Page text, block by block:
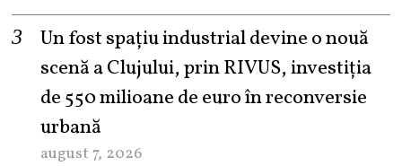
Un fost spațiu industrial devine o nouă
scenă a Clujului, prin RIVUS, investiția
de 550 milioane de euro în reconversie
urbană
august 7, 2026